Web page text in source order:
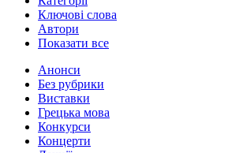
Ключові слова
Автори
Показати все
Анонси
Без рубрики
Виставки
Грецька мова
Конкурси
Концерти